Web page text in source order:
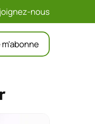
nous
m'abonne